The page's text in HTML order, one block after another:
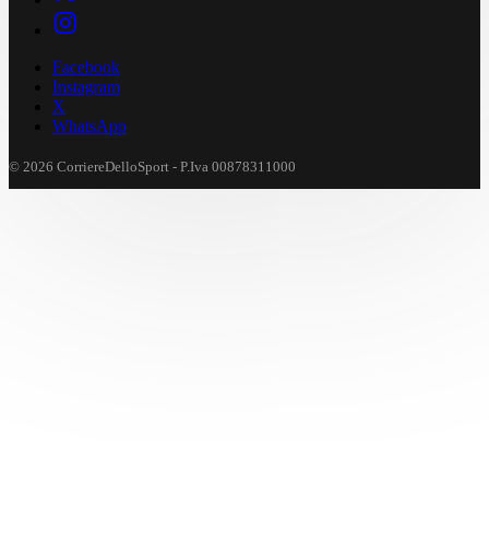
Facebook
Instagram
X
WhatsApp
© 2026 CorriereDelloSport - P.Iva 00878311000